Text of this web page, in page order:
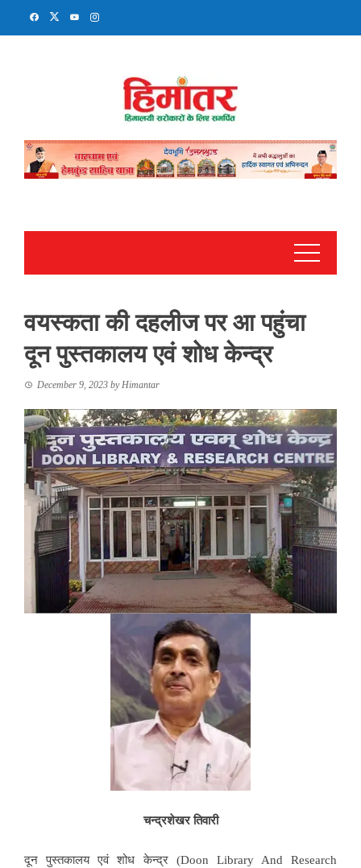
वयस्कता की दहलीज पर आ पहुंचा
दून पुस्तकालय एवं शोध केन्द्र
December 9, 2023 byHimantar
चन्द्रशेखर तिवारी
दून पुस्तकालय एवं शोध केन्द्र (Doon Library And Research